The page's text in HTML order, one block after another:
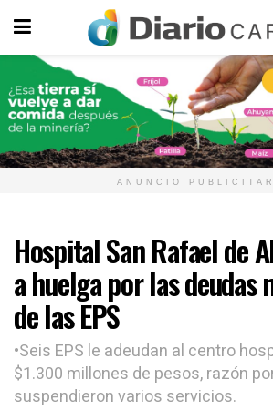
ANUNCIO
Hospital San Rafael de
a huelga por las deudas
de las EPS
•Seis EPS le adeudan al centro
$1.300 millones de pesos, razón
suspendieron varios servicios.